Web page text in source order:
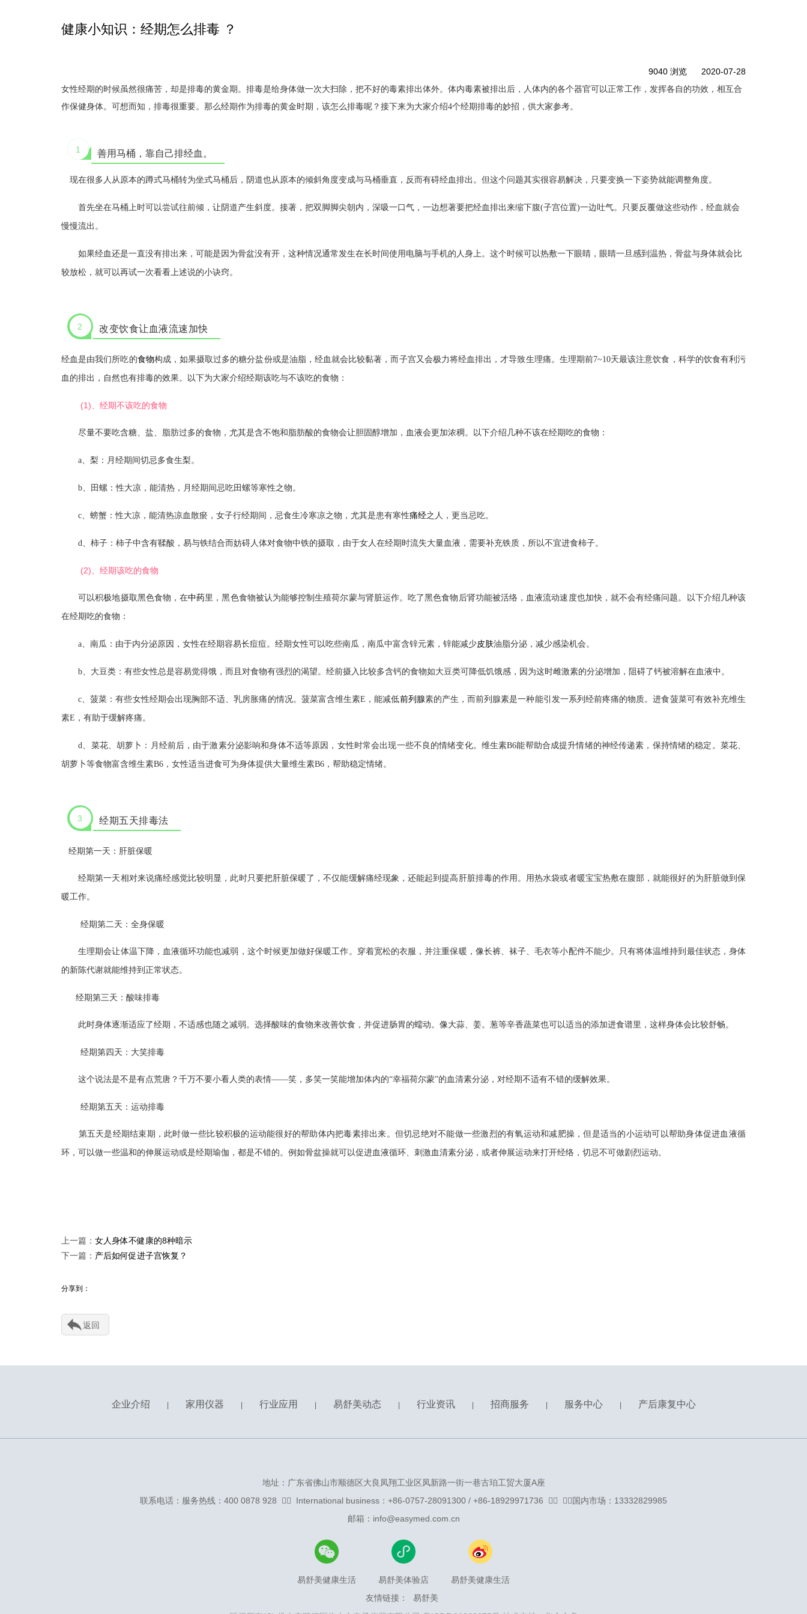
健康小知识：经期怎么排毒 ？
9040 浏览 2020-07-28
女性经期的时候虽然很痛苦，却是排毒的黄金期。排毒是给身体做一次大扫除，把不好的毒素排出体外。体内毒素被排出后，人体内的各个器官可以正常工作，发挥各自的功效 ，相互合
作保健身体。可想而知，排毒很重要。那么经期作为排毒的黄金时期，该怎么排毒呢？接下来为大家介绍4个经期排毒的妙招，供大家参考。
1 善用马桶，靠自己排经血。
现在很多人从原本的蹲式马桶转为坐式马桶后，阴道也从原本的倾斜角度变成与马桶垂直，反而有碍经血排出。但这个问题其实很容易解决，只要变换一下姿势就能调整角度。
首先坐在马桶上时可以尝试往前倾，让阴道产生斜度。接著，把双脚脚尖朝内，深吸一口气，一边想著要把经血排出来缩下腹(子宫位置)一边吐气。只要反覆做这些动作，经血就会
慢慢流出。
如果经血还是一直没有排出来，可能是因为骨盆没有开，这种情况通常发生在长时间使用电脑与手机的人身上。这个时候可以热敷一下眼睛 ，眼睛一旦感到温热，骨盆与身体就会比
较放松，就可以再试一次看看上述说的小诀窍。
2 改变饮食让血液流速加快
经血是由我们所吃的食物构成，如果摄取过多的糖分盐份或是油脂，经血就会比较黏著，而子宫又会极力将经血排出，才导致生理痛。生理期前7~10天最该注意饮食，科学的饮食有利污
血的排出，自然也有排毒的效果。以下为大家介绍经期该吃与不该吃的食物：
(1)、经期不该吃的食物
尽量不要吃含糖、盐、脂肪过多的食物，尤其是含不饱和脂肪酸的食物会让胆固醇增加，血液会更加浓稠。以下介绍几种不该在经期吃的食物：
a、梨：月经期间切忌多食生梨。
b、田螺：性大凉，能清热，月经期间忌吃田螺等寒性之物。
c、螃蟹：性大凉，能清热凉血散瘀，女子行经期间，忌食生冷寒凉之物，尤其是患有寒性痛经之人，更当忌吃。
d、柿子：柿子中含有鞣酸，易与铁结合而妨碍人体对食物中铁的摄取，由于女人在经期时流失大量血液，需要补充铁质，所以不宜进食柿子。
(2)、经期该吃的食物
可以积极地摄取黑色食物，在中药里，黑色食物被认为能够控制生殖荷尔蒙与肾脏运作。吃了黑色食物后肾功能被活络，血液流动速度也加快，就不会有经痛问题。以下介绍几种该
在经期吃的食物：
a、南瓜：由于内分泌原因，女性在经期容易长痘痘。经期女性可以吃些南瓜，南瓜中富含锌元素，锌能减少皮肤油脂分泌，减少感染机会。
b、大豆类：有些女性总是容易觉得饿，而且对食物有强烈的渴望。经前摄入比较多含钙的食物如大豆类可降低饥饿感，因为这时雌激素的分泌增加，阻碍了钙被溶解在血液中。
c、菠菜：有些女性经期会出现胸部不适、乳房胀痛的情况。菠菜富含维生素E，能减低前列腺素的产生，而前列腺素是一种能引发一系列经前疼痛的物质。进食菠菜可有效补充维生
素E，有助于缓解疼痛。
d、菜花、胡萝卜：月经前后，由于激素分泌影响和身体不适等原因，女性时常会出现一些不良的情绪变化。维生素B6能帮助合成提升情绪的神经传递素，保持情绪的稳定。菜花、
胡萝卜等食物富含维生素B6，女性适当进食可为身体提供大量维生素B6，帮助稳定情绪。
3 经期五天排毒法
经期第一天：肝脏保暖
经期第一天相对来说痛经感觉比较明显，此时只要把肝脏保暖了，不仅能缓解痛经现象，还能起到提高肝脏排毒的作用。用热水袋或者暖宝宝热敷在腹部，就能很好的为肝脏做到保
暖工作。
经期第二天：全身保暖
生理期会让体温下降，血液循环功能也减弱，这个时候更加做好保暖工作。穿着宽松的衣服，并注重保暖，像长裤、袜子、毛衣等小配件不能少。只有将体温维持到最佳状态，身体
的新陈代谢就能维持到正常状态。
经期第三天：酸味排毒
此时身体逐渐适应了经期，不适感也随之减弱。选择酸味的食物来改善饮食，并促进肠胃的蠕动。像大蒜、姜。葱等辛香蔬菜也可以适当的添加进食谱里，这样身体会比较舒畅。
经期第四天：大笑排毒
这个说法是不是有点荒唐？千万不要小看人类的表情——笑，多笑一笑能增加体内的“幸福荷尔蒙”的血清素分泌，对经期不适有不错的缓解效果。
经期第五天：运动排毒
第五天是经期结束期，此时做一些比较积极的运动能很好的帮助体内把毒素排出来。但切忌绝对不能做一些激烈的有氧运动和减肥操，但是适当的小运动可以帮助身体促进血液循
环，可以做一些温和的伸展运动或是经期瑜伽，都是不错的。例如骨盆操就可以促进血液循环、刺激血清素分泌，或者伸展运动来打开经络，切忌不可做剧烈运动。
上一篇： 女人身体不健康的8种暗示
下一篇： 产后如何促进子宫恢复？
分享到：
返回
企业介绍 家用仪器 行业应用 易舒美动态 行业资讯 招商服务 服务中心 产后康复中心
地址：广东省佛山市顺德区大良凤翔工业区凤新路一街一巷古珀工贸大厦A座
联系电话：服务热线：400 0878 928 ᅟᅠ ᅟInternational business：+86-0757-28091300 / +86-18929971736 ᅟᅠ ᅟᅠ国内市场：13332829985
邮箱：info@easymed.com.cn
易舒美健康生活 易舒美体验店
易舒美健康生活
友情链接：
易舒美